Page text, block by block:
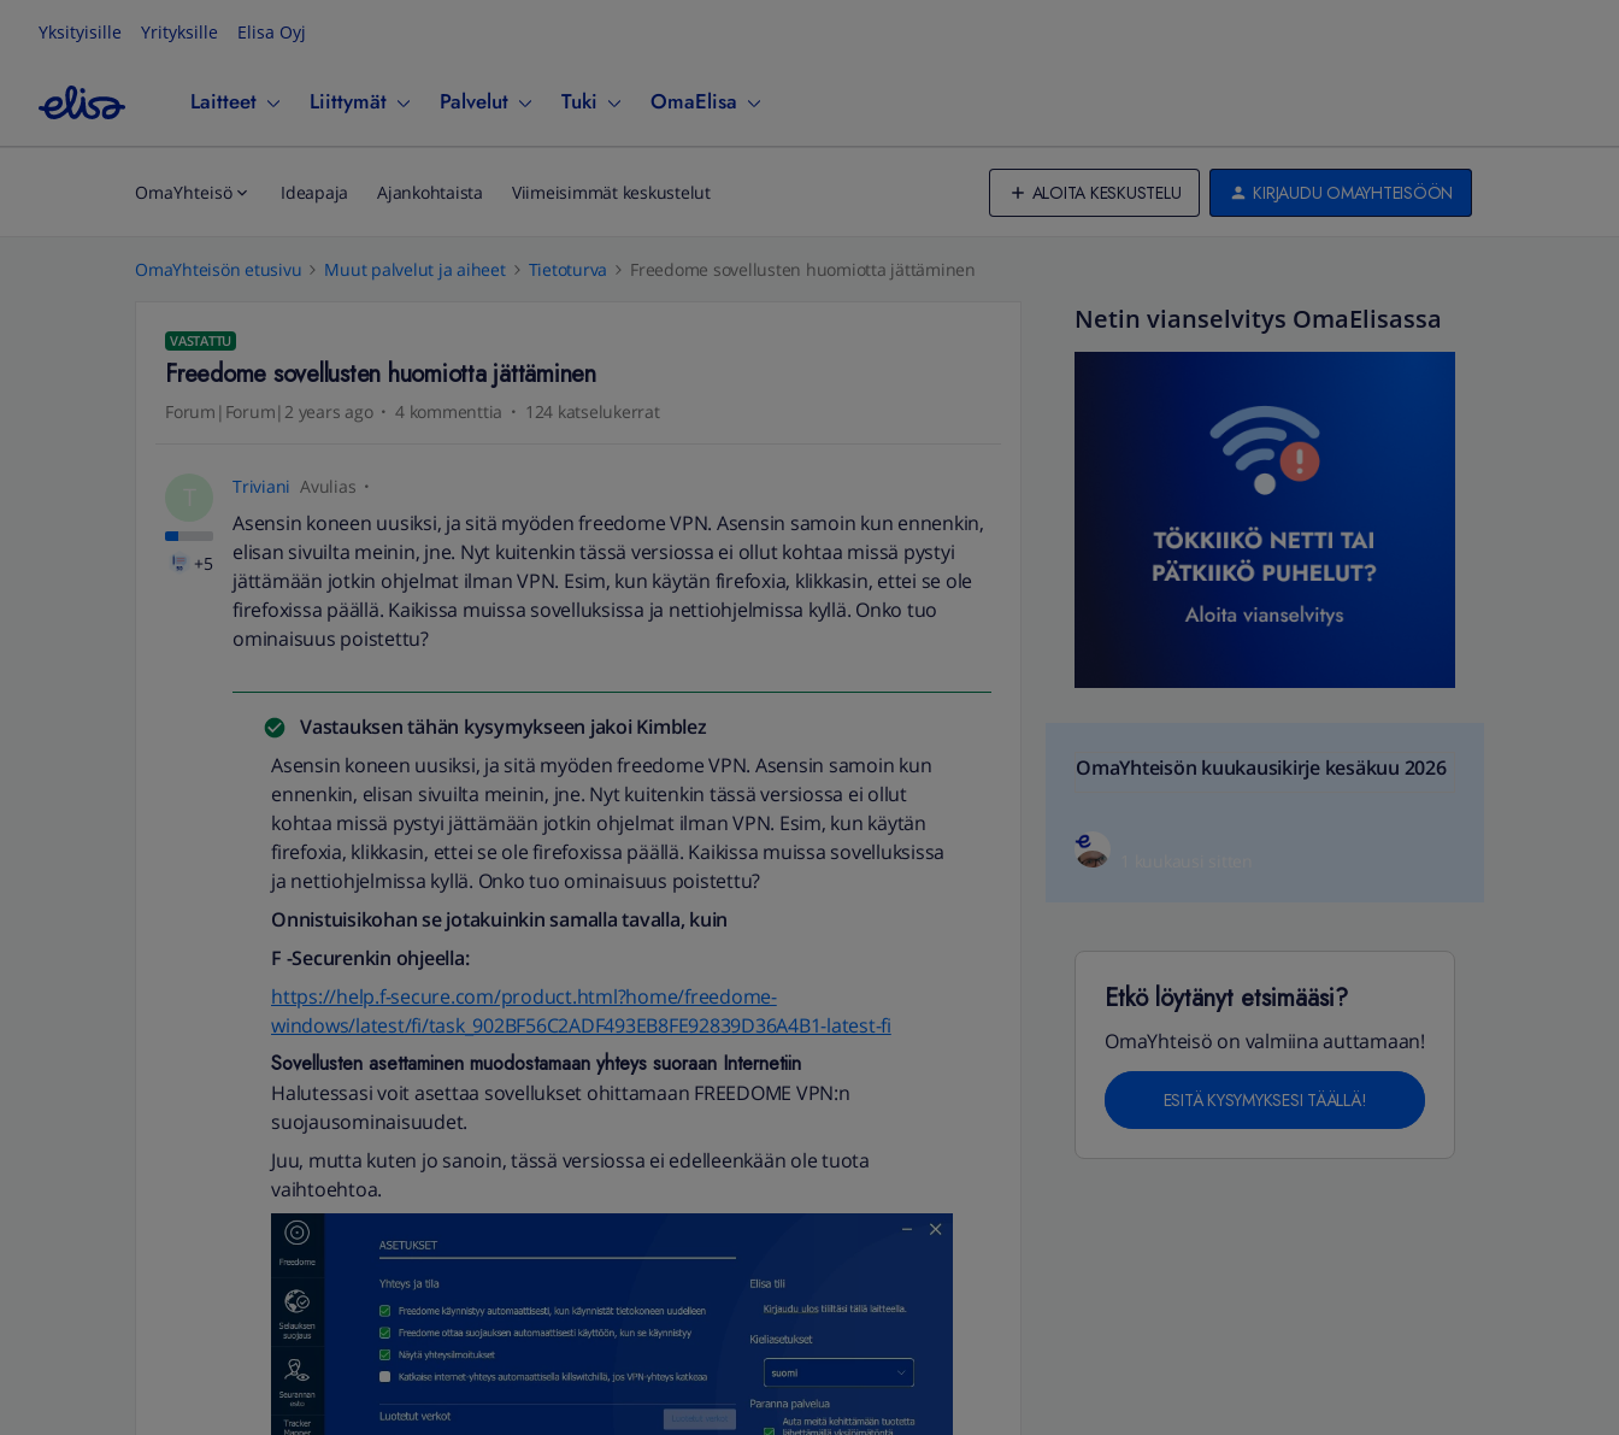
Yksityisille Yrityksille Elisa Oyj
Laitteet Liittymät Palvelut Tuki OmaElisa
OmaYhteisö Ideapaja Ajankohtaista Viimeisimmät keskustelut ALOITA KESKUSTELU KIRJAUDU OMAYHTEISÖÖN
OmaYhteisön etusivu Muut palvelut ja aiheet Tietoturva Freedome sovellusten huomiotta jättäminen
VASTATTU
Freedome sovellusten huomiotta jättäminen
Forum|Forum|2 years ago 4 kommenttia 124 katselukerrat
+5
Triviani Avulias
Asensin koneen uusiksi, ja sitä myöden freedome VPN. Asensin samoin kun ennenkin,
elisan sivuilta meinin, jne. Nyt kuitenkin tässä versiossa ei ollut kohtaa missä pystyi
jättämään jotkin ohjelmat ilman VPN. Esim, kun käytän firefoxia, klikkasin, ettei se ole
firefoxissa päällä. Kaikissa muissa sovelluksissa ja nettiohjelmissa kyllä. Onko tuo
ominaisuus poistettu?
Vastauksen tähän kysymykseen jakoi Kimblez
Asensin koneen uusiksi, ja sitä myöden freedome VPN. Asensin samoin kun
ennenkin, elisan sivuilta meinin, jne. Nyt kuitenkin tässä versiossa ei ollut
kohtaa missä pystyi jättämään jotkin ohjelmat ilman VPN. Esim, kun käytän
firefoxia, klikkasin, ettei se ole firefoxissa päällä. Kaikissa muissa sovelluksissa
ja nettiohjelmissa kyllä. Onko tuo ominaisuus poistettu?
Onnistuisikohan se jotakuinkin samalla tavalla, kuin
F -Securenkin ohjeella:
https://help.f-secure.com/product.html?home/freedome-
windows/latest/fi/task_902BF56C2ADF493EB8FE92839D36A4B1-latest-fi
Sovellusten asettaminen muodostamaan yhteys suoraan Internetiin
Halutessasi voit asettaa sovellukset ohittamaan FREEDOME VPN:n
suojausominaisuudet.
Juu, mutta kuten jo sanoin, tässä versiossa ei edelleenkään ole tuota
vaihtoehtoa.
Netin vianselvitys OmaElisassa
OmaYhteisön kuukausikirje kesäkuu 2026
Etkö löytänyt etsimääsi?
OmaYhteisö on valmiina auttamaan!
ESITÄ KYSYMYKSESI TÄÄLLÄ!